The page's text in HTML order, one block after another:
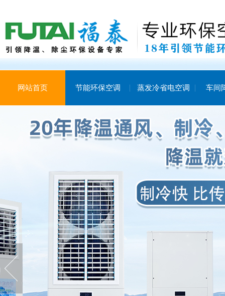
网站首页 节能环保空调 蒸发冷省电空调 车间